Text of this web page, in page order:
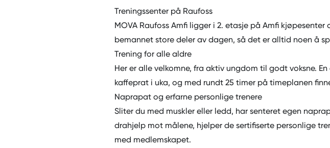
Treningssenter på Raufoss
MOVA Raufoss Amfi ligger i 2. etasje på Amfi kjøpesenter
bemannet store deler av dagen, så det er alltid noen å
Trening for alle aldre
Her er alle velkomne, fra aktiv ungdom til godt voksne.
kaffeprat i uka, og med rundt 25 timer på timeplanen
Naprapat og erfarne personlige trenere
Sliter du med muskler eller ledd, har senteret egen
drahjelp mot målene, hjelper de sertifiserte personlige
med medlemskapet.